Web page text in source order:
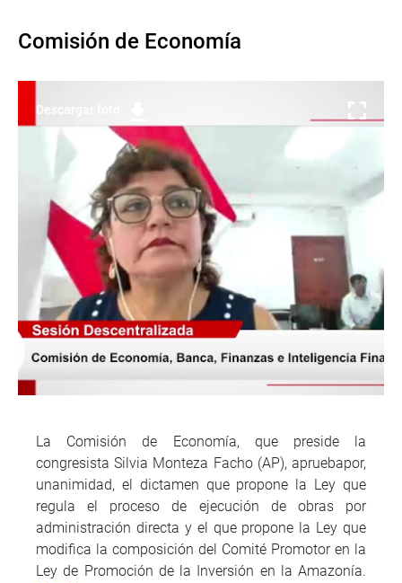
Comisión de Economía
Descargar foto
La Comisión de Economía, que preside la
congresista Silvia Monteza Facho (AP), apruebapor,
unanimidad, el dictamen que propone la Ley que
regula el proceso de ejecución de obras por
administración directa y el que propone la Ley que
modifica la composición del Comité Promotor en la
Ley de Promoción de la Inversión en la Amazonía.